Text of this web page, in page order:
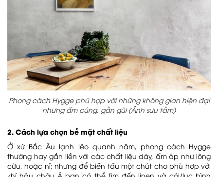
Phong cách Hygge phù hợp với những không gian hiện đại
nhưng ấm cúng, gần gũi (Ảnh sưu tầm)
2. Cách lựa chọn bề mặt chất liệu
Ở xứ Bắc Âu lạnh lẽo quanh năm, phong cách Hygge
thường hay gắn liền với các chất liệu dày, ấm áp như lông
cừu, hoặc nỉ; nhưng để biến tấu một chút cho phù hợp với